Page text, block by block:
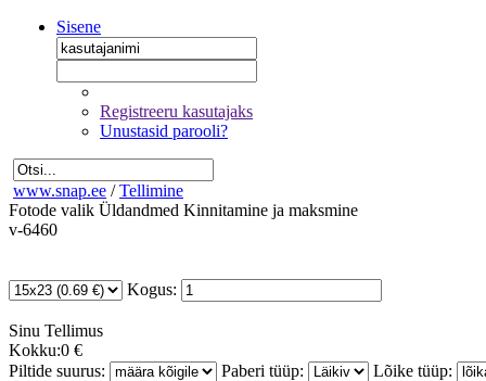
Sisene
Registreeru kasutajaks
Unustasid parooli?
www.snap.ee / Tellimine
Fotode valik Üldandmed Kinnitamine ja maksmine
v-6460
Kogus:
Sinu Tellimus
Kokku:0 €
Piltide suurus:
Paberi tüüp:
Lõike tüüp: